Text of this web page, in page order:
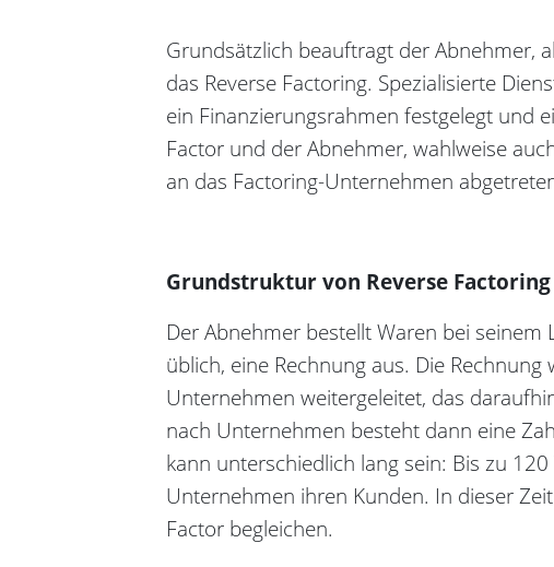
Grundsätzlich beauftragt der Abnehmer,
das Reverse Factoring. Spezialisierte
ein Finanzierungsrahmen festgelegt und
Factor und der Abnehmer, wahlweise
an das Factoring-Unternehmen
Grundstruktur von Reverse Factoring
Der Abnehmer bestellt Waren bei
üblich, eine Rechnung aus. Die
Unternehmen weitergeleitet, das
nach Unternehmen besteht dann eine
kann unterschiedlich lang sein: Bis zu
Unternehmen ihren Kunden. In dieser
Factor begleichen.